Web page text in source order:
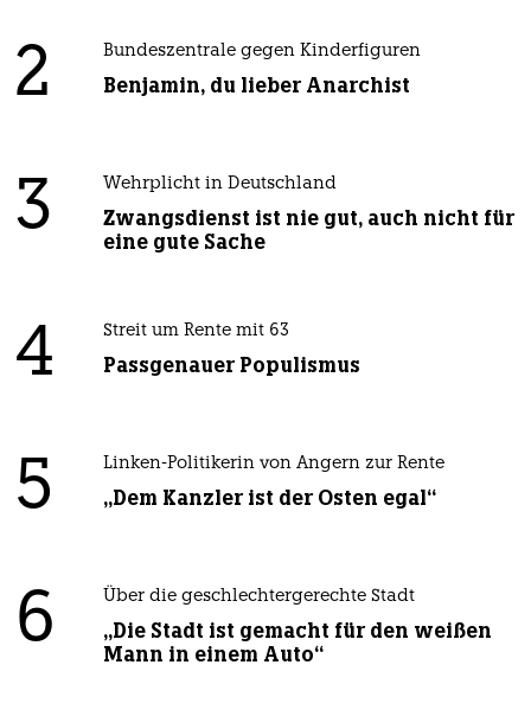
2 Bundeszentrale gegen Kinderfiguren
Benjamin, du lieber Anarchist
3 Wehrplicht in Deutschland
Zwangsdienst ist nie gut, auch nicht für
eine gute Sache
4 Streit um Rente mit 63
Passgenauer Populismus
5 Linken-Politikerin von Angern zur Rente
„Dem Kanzler ist der Osten egal“
6 Über die geschlechtergerechte Stadt
„Die Stadt ist gemacht für den weißen
Mann in einem Auto“